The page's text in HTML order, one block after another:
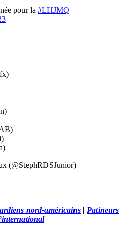
pour la #LHJMQ
(@StephRDSJunior)
nord-américains | Patineurs